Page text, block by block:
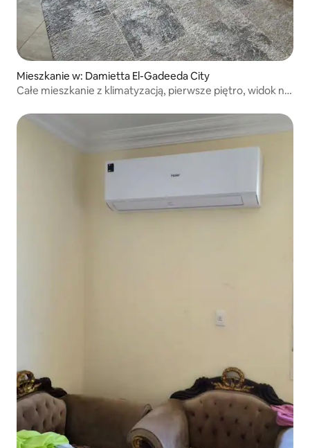
Mieszkanie w: Damietta El-Gadeeda City
Całe mieszkanie z klimatyzacją, pierwsze piętro, widok na